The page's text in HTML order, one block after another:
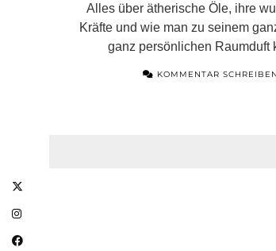
Alles über ätherische Öle, ihre
Kräfte und wie man zu seinem
ganz persönlichen Raumduft
KOMMENTAR SCHREIBEN